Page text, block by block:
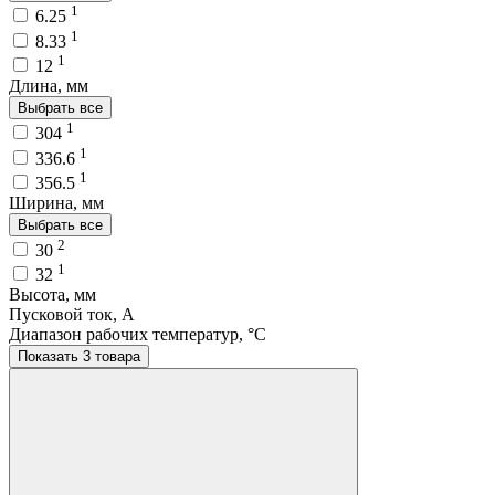
6.25 1
8.33 1
12 1
Длина, мм
Выбрать все
304 1
336.6 1
356.5 1
Ширина, мм
Выбрать все
30 2
32 1
Высота, мм
Пусковой ток, A
Диапазон рабочих температур, °C
Показать 3 товара